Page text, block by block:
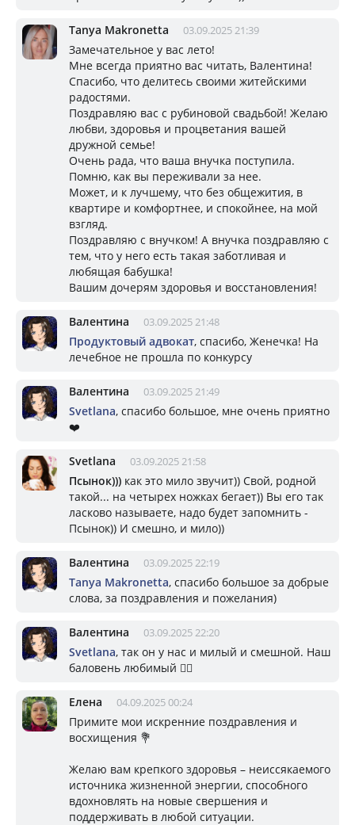
Tanya Makronetta 03.09.2025 21:39
Замечательное у вас лето!
Мне всегда приятно вас читать, Валентина!
Спасибо, что делитесь своими житейскими
радостями.
Поздравляю вас с рубиновой свадьбой! Желаю
любви, здоровья и процветания вашей
дружной семье!
Очень рада, что ваша внучка поступила.
Помню, как вы переживали за нее.
Может, и к лучшему, что без общежития, в
квартире и комфортнее, и спокойнее, на мой
взгляд.
Поздравляю с внучком! А внучка поздравляю с
тем, что у него есть такая заботливая и
любящая бабушка!
Вашим дочерям здоровья и восстановления!
Валентина 03.09.2025 21:48
Продуктовый адвокат, спасибо, Женечка! На
лечебное не прошла по конкурсу
Валентина 03.09.2025 21:49
Svetlana, спасибо большое, мне очень приятно
❤️
Svetlana 03.09.2025 21:58
Псынок))) как это мило звучит)) Свой, родной
такой... на четырех ножках бегает)) Вы его так
ласково называете, надо будет запомнить -
Псынок)) И смешно, и мило))
Валентина 03.09.2025 22:19
Tanya Makronetta, спасибо большое за добрые
слова, за поздравления и пожелания)
Валентина 03.09.2025 22:20
Svetlana, так он у нас и милый и смешной. Наш
баловень любимый 🐕‍🦺
Елена 04.09.2025 00:24
Примите мои искренние поздравления и
восхищения 💐
Желаю вам крепкого здоровья – неиссякаемого
источника жизненной энергии, способного
вдохновлять на новые свершения и
поддерживать в любой ситуации.